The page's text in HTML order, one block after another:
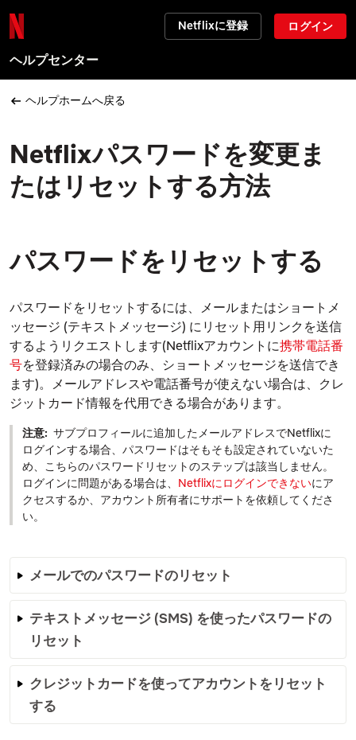
Netflixに登録 ログイン
ヘルプセンター
ヘルプホームへ戻る
Netflixパスワードを変更ま
たはリセットする方法
パスワードをリセットする
パスワードをリセットするには、メールまたはショートメ
ッセージ (テキストメッセージ) にリセット用リンクを送信
するようリクエストします(Netflixアカウントに携帯電話番
号を登録済みの場合のみ、ショートメッセージを送信でき
ます)。メールアドレスや電話番号が使えない場合は、クレ
ジットカード情報を代用できる場合があります。
注意: サブプロフィールに追加したメールアドレスでNetflixに
ログインする場合、パスワードはそもそも設定されていないた
め、こちらのパスワードリセットのステップは該当しません。
ログインに問題がある場合は、 Netflixにログインできないにア
クセスするか、アカウント所有者にサポートを依頼してくださ
い。
メールでのパスワードのリセット
テキストメッセージ (SMS) を使ったパスワードの
リセット
クレジットカードを使ってアカウントをリセット
する